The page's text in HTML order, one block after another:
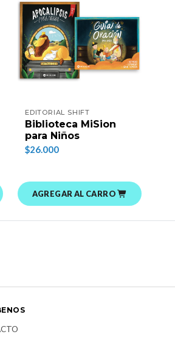
EDITORIAL SHIFT
Biblioteca MiSion
para Niños
$26.000
AGREGAR AL CARRO